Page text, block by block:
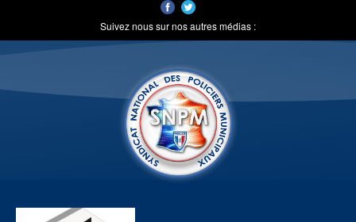
Suivez nous sur nos autres médias :